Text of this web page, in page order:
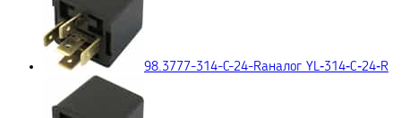
98.3777-314-C-24-Rаналог YL‑314‑C‑24‑R